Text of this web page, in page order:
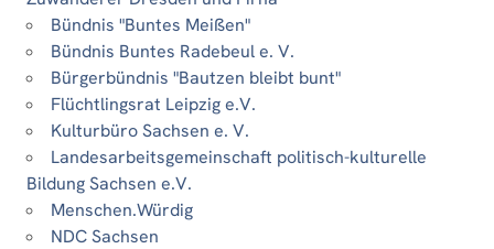
Bündnis "Buntes Meißen"
Bündnis Buntes Radebeul e. V.
Bürgerbündnis "Bautzen bleibt bunt"
Flüchtlingsrat Leipzig e.V.
Kulturbüro Sachsen e. V.
Landesarbeitsgemeinschaft politisch-kulturelle
Bildung Sachsen e.V.
Menschen.Würdig
NDC Sachsen